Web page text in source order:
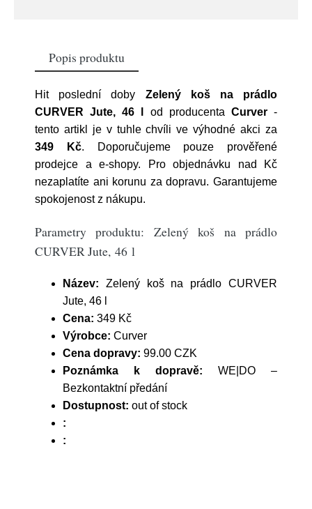
Popis produktu
Hit poslední doby Zelený koš na prádlo
CURVER Jute, 46 l
od producenta Curver-
tento artikl je v tuhle chvíli ve výhodné akci za
349 Kč. Doporučujeme pouze prověřené
prodejce a e-shopy. Pro objednávku nad Kč
nezaplatíte ani korunu za dopravu. Garantujeme
spokojenost z nákupu.
Parametry produktu: Zelený koš na prádlo
CURVER Jute, 46 l
Název: Zelený koš na prádlo CURVER
Jute, 46 l
Cena: 349 Kč
Výrobce: Curver
Cena dopravy: 99.00 CZK
Poznámka k dopravě: WE|DO –
Bezkontaktní předání
Dostupnost: out of stock
:
: